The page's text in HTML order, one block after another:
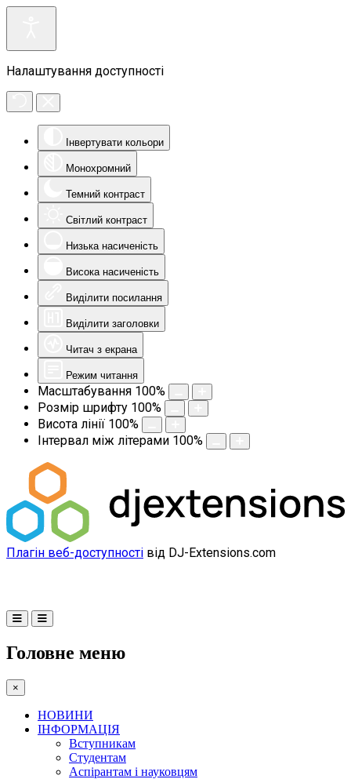
Налаштування доступності
Інвертувати кольори
Монохромний
Темний контраст
Світлий контраст
Низька насиченість
Висока насиченість
Виділити посилання
Виділити заголовки
Читач з екрана
Режим читання
Масштабування 100%
Розмір шрифту 100%
Висота лінії 100%
Інтервал між літерами 100%
Плагін веб-доступності від DJ-Extensions.com
Головне меню
×
НОВИНИ
ІНФОРМАЦІЯ
Вступникам
Студентам
Аспірантам і науковцям